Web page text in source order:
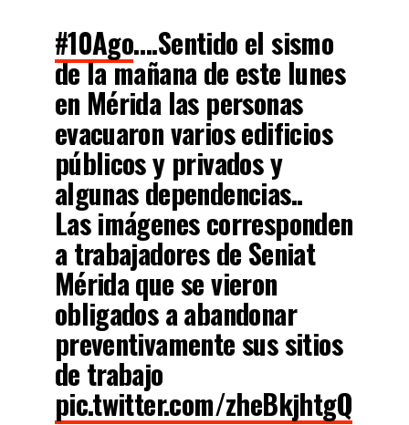
#10Ago….Sentido el sismo
de la mañana de este lunes
en Mérida las personas
evacuaron varios edificios
públicos y privados y
algunas dependencias..
Las imágenes corresponden
a trabajadores de Seniat
Mérida que se vieron
obligados a abandonar
preventivamente sus sitios
de trabajo
pic.twitter.com/zheBkjhtgQ